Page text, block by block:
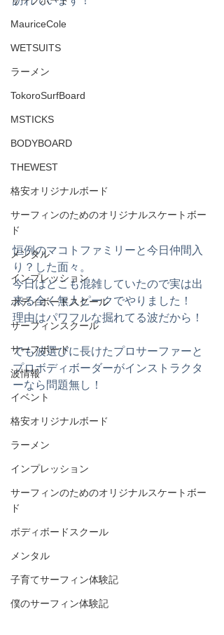
MauriceCole
WETSUITS
ラーメン
TokoroSurfBoard
MSTICKS
BODYBOARD
THEWEST
格安オリジナルボード
サーフィンのためのオリジナルスケートボー
ド
メンタル
インプレッション
ボディボードスクール
サーフィンスクール
サーフボード
波情報
イベント
格安オリジナルボード
ラーメン
インプレッション
サーフィンのためのオリジナルスケートボー
ド
ボディボードスクール
メンタル
子育てサーフィン体験記
僕のサーフィン体験記
恒例のマコトファミリーと今日仲間入
り？した面々。
今日はどこも混雑していたので実は出
来る全く無人ピークでやりました！
理由はパワフルな掘れてる波だから！
でも波選びに長けたプロサーファーと
プロボディボーダーがインストラクタ
ーなら問題無し！